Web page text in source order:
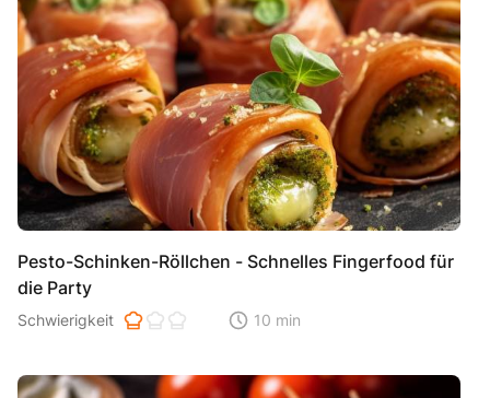
Pesto-Schinken-Röllchen - Schnelles Fingerfood für
die Party
Schwierigkeit der Zubereitung. 1 ist einfach 2 ist mittel 3 ist
Schwierigkeit Zeitaufwand der der Zubereitung.
10 min